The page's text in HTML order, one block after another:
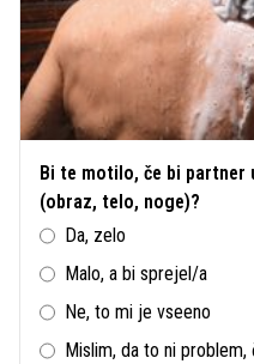
Bi te motilo, če bi partner
(obraz, telo, noge)?
Da, zelo
Malo, a bi sprejel/a
Ne, to mi je vseeno
Mislim, da to ni